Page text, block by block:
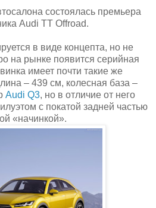
состоялась премьера
Audi TT Offroad.
в виде концепта, но не
на рынке появится серийная
имеет почти такие же
– 439 см, колесная база –
Audi Q3, но в отличие от него
с покатой задней частью
«начинкой».